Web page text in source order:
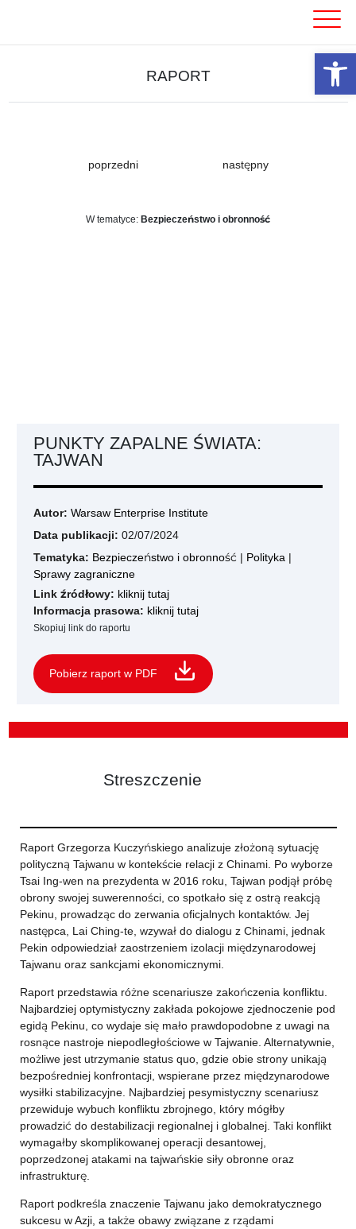
RAPORT
poprzedni następny
W tematyce: Bezpieczeństwo i obronność
PUNKTY ZAPALNE ŚWIATA:
TAJWAN
Autor: Warsaw Enterprise Institute
Data publikacji: 02/07/2024
Tematyka: Bezpieczeństwo i obronność | Polityka |
Sprawy zagraniczne
Link źródłowy: kliknij tutaj
Informacja prasowa: kliknij tutaj
Skopiuj link do raportu
Pobierz raport w PDF
Streszczenie
Raport Grzegorza Kuczyńskiego analizuje złożoną sytuację
polityczną Tajwanu w kontekście relacji z Chinami. Po wyborze
Tsai Ing-wen na prezydenta w 2016 roku, Tajwan podjął próbę
obrony swojej suwerenności, co spotkało się z ostrą reakcją
Pekinu, prowadząc do zerwania oficjalnych kontaktów. Jej
następca, Lai Ching-te, wzywał do dialogu z Chinami, jednak
Pekin odpowiedział zaostrzeniem izolacji międzynarodowej
Tajwanu oraz sankcjami ekonomicznymi.
Raport przedstawia różne scenariusze zakończenia konfliktu.
Najbardziej optymistyczny zakłada pokojowe zjednoczenie pod
egidą Pekinu, co wydaje się mało prawdopodobne z uwagi na
rosnące nastroje niepodległościowe w Tajwanie. Alternatywnie,
możliwe jest utrzymanie status quo, gdzie obie strony unikają
bezpośredniej konfrontacji, wspierane przez międzynarodowe
wysiłki stabilizacyjne. Najbardziej pesymistyczny scenariusz
przewiduje wybuch konfliktu zbrojnego, który mógłby
prowadzić do destabilizacji regionalnej i globalnej. Taki konflikt
wymagałby skomplikowanej operacji desantowej,
poprzedzonej atakami na tajwańskie siły obronne oraz
infrastrukturę.
Raport podkreśla znaczenie Tajwanu jako demokratycznego
sukcesu w Azji, a także obawy związane z rządami